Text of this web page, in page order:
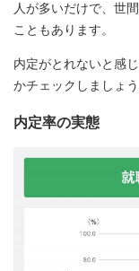
人が多いだけで、世
こともあります。
内定がとれないと感
かチェックしましょう
内定率の実態